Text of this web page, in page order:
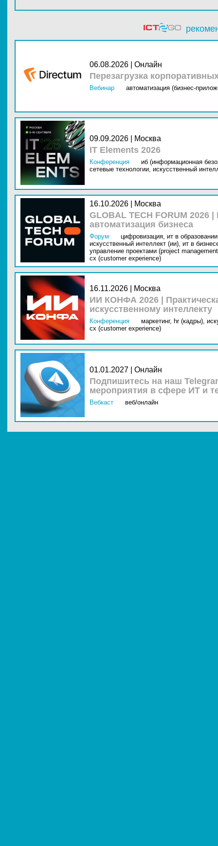
06.08.2026 | Онлайн
Перезагрузка
Вебинар автоматизация (бизнес-
09.09.2026 | Москва
IT Elements 2026
Конференция
иб (информационная
сетевые технологии, искусственный
16.10.2026 | Москва
GLOBAL TECH FORUM
автоматизация бизнеса
Форум цифровизация, ит в
искусственный интеллект (ии), ит в
управление проектами (project
cx (customer experience)
16.11.2026 | Москва
ИИ КОНФА 2026 |
искусственному интеллекту
Конференция маркетинг, hr (кадры),
cx (customer experience)
01.01.2027 | Онлайн
Подпишитесь на наш
мероприятия в сфере ИТ и
Вебкаст веб/онлайн